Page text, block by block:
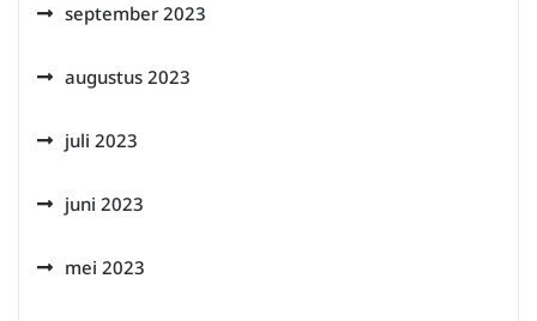
september 2023
augustus 2023
juli 2023
juni 2023
mei 2023